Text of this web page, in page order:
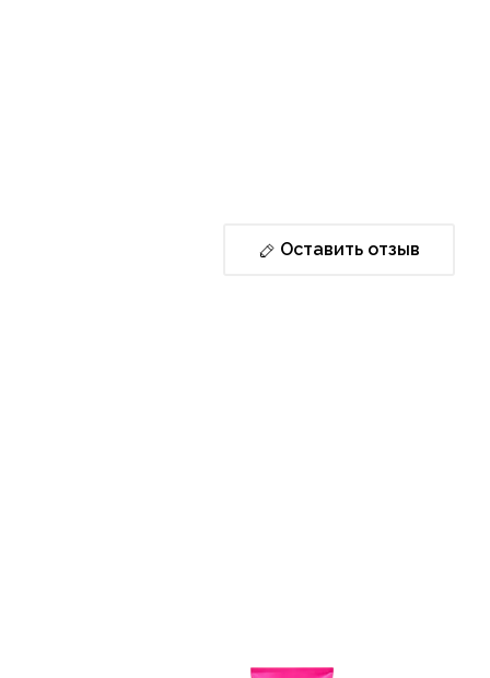
Оставить отзыв